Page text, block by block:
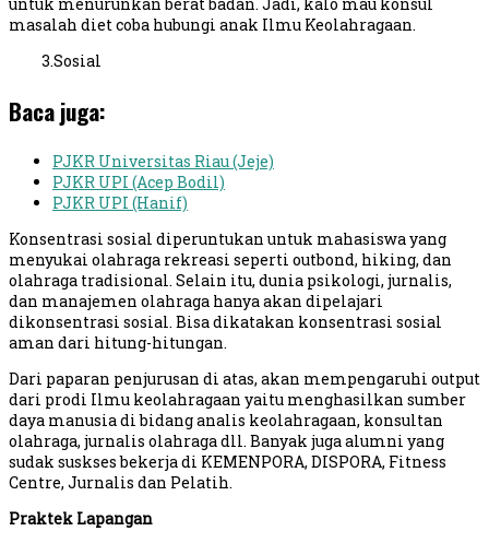
masalah diet coba hubungi anak Ilmu Keolahragaan.
3.Sosial
Baca juga:
PJKR Universitas Riau (Jeje)
PJKR UPI (Acep Bodil)
PJKR UPI (Hanif)
Konsentrasi sosial diperuntukan untuk mahasiswa yang
menyukai olahraga rekreasi seperti outbond, hiking, dan
olahraga tradisional. Selain itu, dunia psikologi, jurnalis,
dan manajemen olahraga hanya akan dipelajari
dikonsentrasi sosial. Bisa dikatakan konsentrasi sosial
aman dari hitung-hitungan.
Dari paparan penjurusan di atas, akan mempengaruhi output
dari prodi Ilmu keolahragaan yaitu menghasilkan sumber
daya manusia di bidang analis keolahragaan, konsultan
olahraga, jurnalis olahraga dll. Banyak juga alumni yang
sudak suskses bekerja di KEMENPORA, DISPORA, Fitness
Centre, Jurnalis dan Pelatih.
Praktek Lapangan